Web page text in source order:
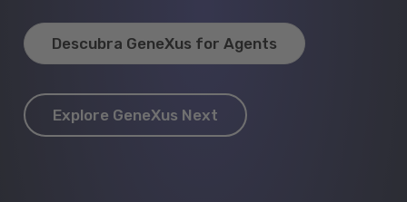
Descubra GeneXus for Agents
Explore GeneXus Next